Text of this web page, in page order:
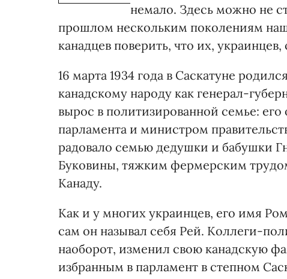
немало. Здесь можно не
прошлом нескольким поколениям
канадцев поверить, что их, украинцев,
16 марта 1934 года в Саскатуне
канадскому народу как генерал-
вырос в политизированной семье:
парламента и министром
радовало семью дедушки и бабушки
Буковины, тяжким фермерским
Канаду.
Как и у многих украинцев, его имя
сам он называл себя Рей. Коллеги-
наоборот, изменил свою канадскую
избранным в парламент в степном